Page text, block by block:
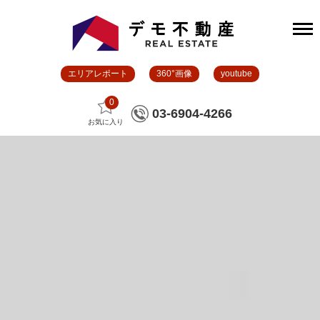
エリアレポート 360°画像 youtube
0
お気に入り
03-6904-4266